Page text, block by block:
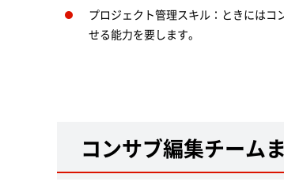
プロジェクト管理スキル：ときには
せる能力を要します。
コンサブ編集チーム